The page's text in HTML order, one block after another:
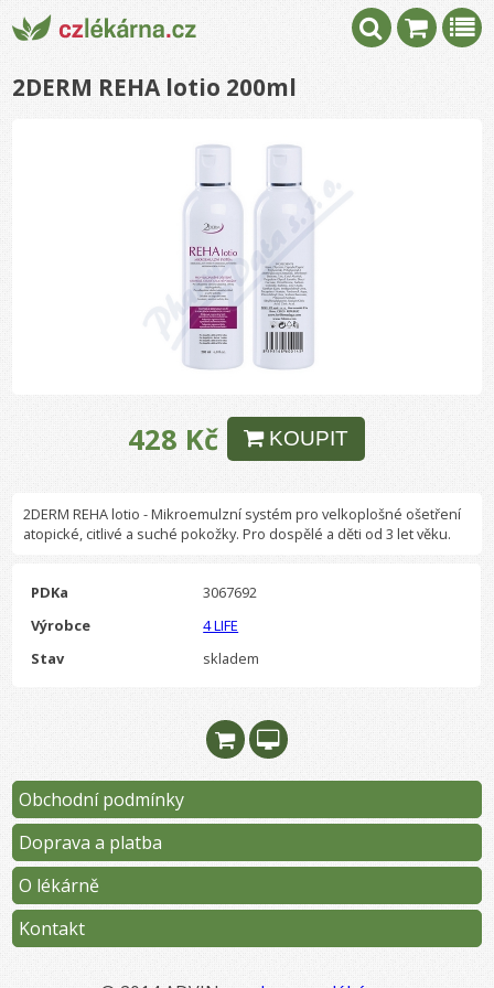
2DERM REHA lotio 200ml
428 Kč KOUPIT
2DERM REHA lotio - Mikroemulzní systém pro velkoplošné ošetření
atopické, citlivé a suché pokožky. Pro dospělé a děti od 3 let věku.
PDKa
3067692
Výrobce
4 LIFE
Stav
skladem
Obchodní podmínky
Doprava a platba
O lékárně
Kontakt